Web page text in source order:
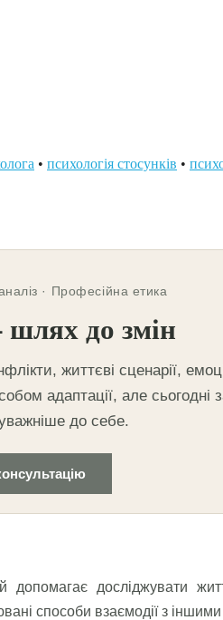
• психологія стосунків •
· Професійна етика
шлях до змін
життєві сценарії,
адаптації, але
до себе.
допомагає досліджувати
способи взаємодії з